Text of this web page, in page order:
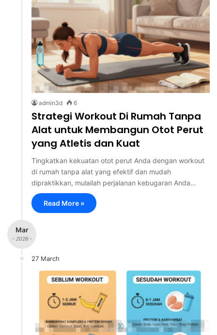
admin3d 6
Strategi Workout Di Rumah Tanpa
Alat untuk Membangun Otot Perut
yang Atletis dan Kuat
Tingkatkan kekuatan otot perut Anda dengan workout
di rumah tanpa alat yang efektif dan mudah
dipraktikkan, mulailah perjalanan kebugaran Anda…
Read More »
Mar
- 2026 -
27 March